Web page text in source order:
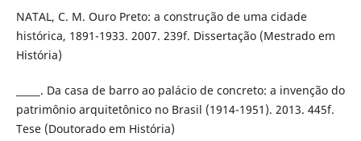
NATAL, C. M. Ouro Preto: a construção de uma cidade
histórica, 1891-1933. 2007. 239f. Dissertação (Mestrado em
História)
_____. Da casa de barro ao palácio de concreto: a invenção do
patrimônio arquitetônico no Brasil (1914-1951). 2013. 445f.
Tese (Doutorado em História)